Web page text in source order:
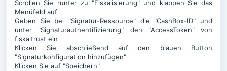
Scrollen Sie runter zu "Fiskalisierung" und klappen Sie das
Menüfeld auf
Geben Sie bei "Signatur-Ressource" die "CashBox-ID" und
unter "Signaturauthentifizierung" den "AccessToken" von
fiskaltrust ein
Klicken Sie abschließend auf den blauen Button
"Signaturkonfiguration hinzufügen"
Klicken Sie auf "Speichern"